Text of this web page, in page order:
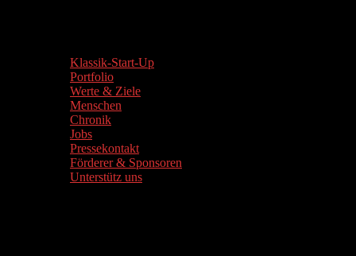
Klassik-Start-Up
Portfolio
Werte & Ziele
Menschen
Chronik
Jobs
Pressekontakt
Förderer & Sponsoren
Unterstütz uns